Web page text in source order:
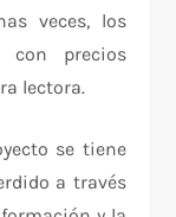
veces, los
con precios
lectora.
se tiene
a través